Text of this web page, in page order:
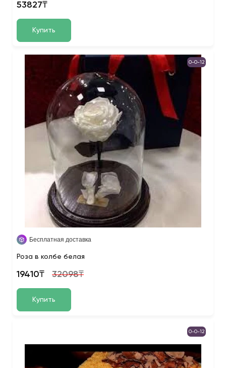
53827₸
Купить
0-0-12
Бесплатная доставка
Роза в колбе белая
19410₸ 32098₸
Купить
0-0-12